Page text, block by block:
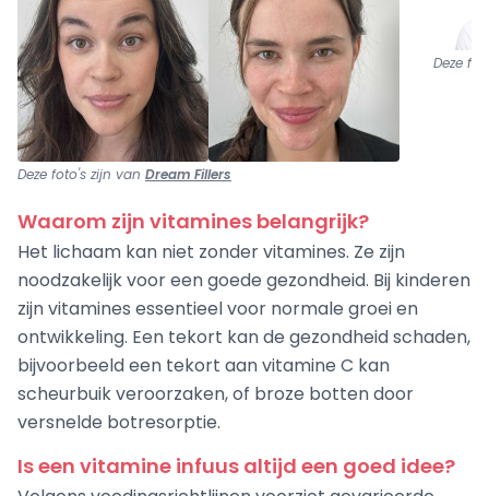
Deze foto's zijn van Dream Fillers
Deze
Waarom zijn vitamines belangrijk?
Het lichaam kan niet zonder vitamines. Ze zijn
noodzakelijk voor een goede gezondheid. Bij kinderen
zijn vitamines essentieel voor normale groei en
ontwikkeling. Een tekort kan de gezondheid schaden,
bijvoorbeeld een tekort aan vitamine C kan
scheurbuik veroorzaken, of broze botten door
versnelde botresorptie.
Is een vitamine infuus altijd een goed idee?